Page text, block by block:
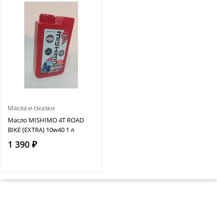
Масла и смазки
Масло MISHIMO 4T ROAD
BIKE (EXTRA) 10w40 1 л
1 390 ₽